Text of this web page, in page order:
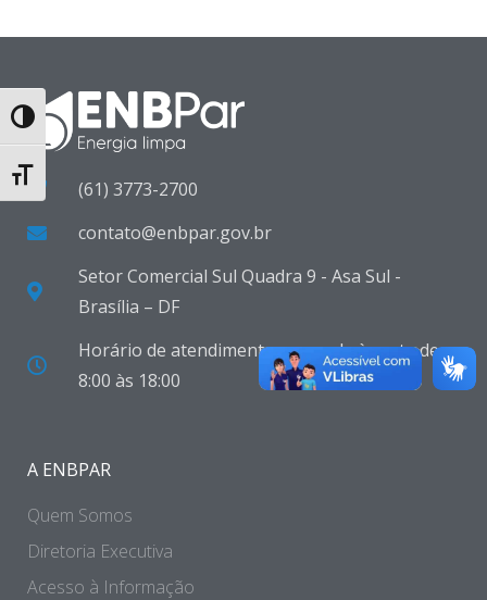
Toggle High Contrast
Toggle Font size(61) 3773-2700
contato@enbpar.gov.br
Setor Comercial Sul Quadra 9 - Asa Sul -
Brasília – DF
Horário de atendimento: segunda à sexta de
8:00 às 18:00
A ENBPAR
Quem Somos
Diretoria Executiva
Acesso à Informação